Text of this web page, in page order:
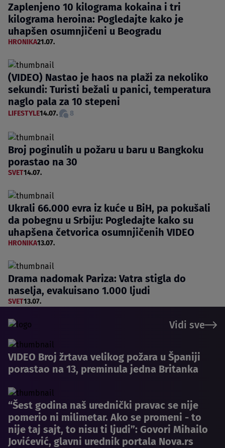
Zaplenjeno 10 kilograma kokaina i tri
kilograma heroina: Pogledajte kako je
uhapšen osumnjičeni u Beogradu
HRONIKA21.07.
(VIDEO) Nastao je haos na plaži za nekoliko
sekundi: Turisti bežali u panici, temperatura
naglo pala za 10 stepeni
LIFESTYLE14.07. 8
Broj poginulih u požaru u baru u Bangkoku
porastao na 30
SVET14.07.
Ukrali 66.000 evra iz kuće u BiH, pa pokušali
da pobegnu u Srbiju: Pogledajte kako su
uhapšena četvorica osumnjičenih VIDEO
HRONIKA13.07.
Drama nadomak Pariza: Vatra stigla do
naselja, evakuisano 1.000 ljudi
SVET13.07.
Vidi sve
VIDEO Broj žrtava velikog požara u Španiji
porastao na 13, preminula jedna Britanka
“Šest godina naš urednički pravac se nije
pomerio ni milimetar. Ako se promeni - to
nije taj sajt, to nisu ti ljudi”: Govori Mihailo
Jovićević, glavni urednik portala Nova.rs